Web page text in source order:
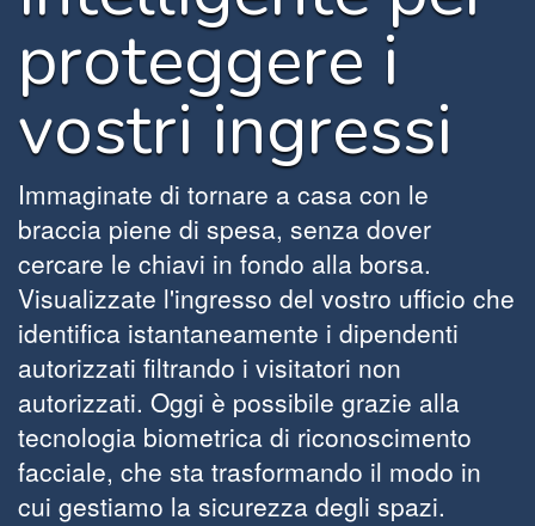
proteggere i
vostri ingressi
Immaginate di tornare a casa con le
braccia piene di spesa, senza dover
cercare le chiavi in fondo alla borsa.
Visualizzate l'ingresso del vostro ufficio che
identifica istantaneamente i dipendenti
autorizzati filtrando i visitatori non
autorizzati. Oggi è possibile grazie alla
tecnologia biometrica di riconoscimento
facciale, che sta trasformando il modo in
cui gestiamo la sicurezza degli spazi.